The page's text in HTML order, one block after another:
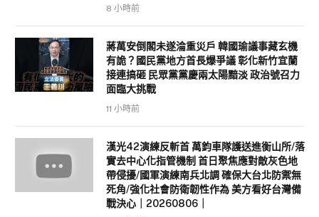
8 小時前
蔣萬安倒閣未遂淪重災戶 韓國瑜議事藏玄機
有詭？國民黨地方首長爆爭議 彰化新竹宜蘭
接連搞砸 民眾黨黨慶兩太陽黯淡 政治號召力
面臨大挑戰
11 小時前
漢光42演練反斬首 萬鈞車隊護送進衡山所/落
實去中心化指管機制 首日聚焦應對敵灰色地
帶侵擾/國軍演練南兵北調 確保大台北防禦無
死角/強化社會防衛韌性作為 美方看好台灣備
戰決心｜20260806｜